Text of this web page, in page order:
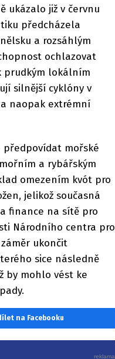
ukázalo již v červnu
předcházela
a rozsáhlým
ochlazovat
prudkým lokálním
silnější cyklóny v
naopak extrémní
předpovídat mořské
a rybářským
omezením kvót pro
jelikož současná
finance na sítě pro
Národního centra pro
ukončit
sice následně
by mohlo vést ke
na Facebooku